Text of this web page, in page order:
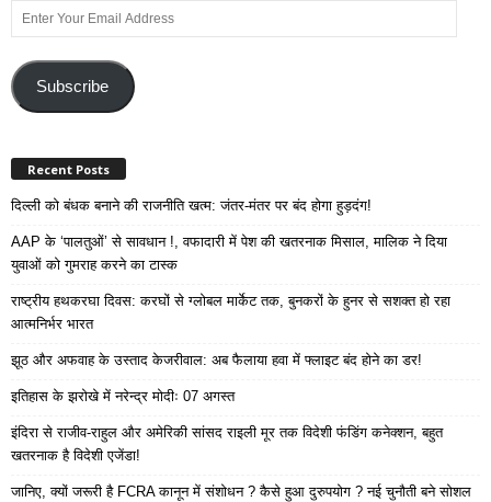
Enter
Your
AddressSubscribe
Recent Posts
दिल्ली को बंधक बनाने की राजनीति खत्म: जंतर-मंतर पर बंद होगा हुड़दंग!
AAP के ‘पालतुओं’ से सावधान !, वफादारी में पेश की खतरनाक मिसाल, मालिक ने दिया
युवाओं को गुमराह करने का टास्क
राष्ट्रीय हथकरघा दिवस: करघों से ग्लोबल मार्केट तक, बुनकरों के हुनर से सशक्त हो रहा
आत्मनिर्भर भारत
झूठ और अफवाह के उस्ताद केजरीवाल: अब फैलाया हवा में फ्लाइट बंद होने का डर!
इतिहास के झरोखे में नरेन्द्र मोदीः 07 अगस्त
इंदिरा से राजीव-राहुल और अमेरिकी सांसद राइली मूर तक विदेशी फंडिंग कनेक्शन, बहुत
खतरनाक है विदेशी एजेंडा!
जानिए, क्यों जरूरी है FCRA कानून में संशोधन ? कैसे हुआ दुरुपयोग ? नई चुनौती बने सोशल